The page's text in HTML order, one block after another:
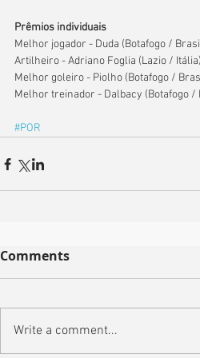
Prêmios individuais
Melhor jogador - Duda (Botafogo /
Artilheiro - Adriano Foglia (Lazio / Itália)
Melhor goleiro - Piolho (Botafogo /
Melhor treinador - Dalbacy (Botafogo /
#POR
Comments
Write a comment...